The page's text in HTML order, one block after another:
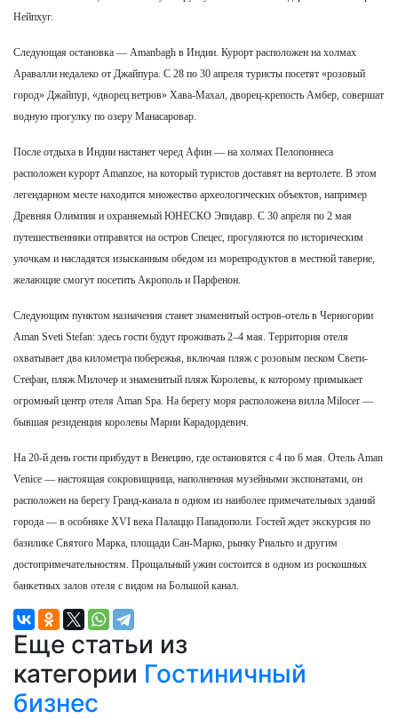
Нейпхуг.
Следующая остановка — Amanbagh в Индии. Курорт расположен на холмах
Аравалли недалеко от Джайпура. С 28 по 30 апреля туристы посетят «розовый
город» Джайпур, «дворец ветров» Хава-Махал, дворец-крепость Амбер, совершат
водную прогулку по озеру Манасаровар.
После отдыха в Индии настанет черед Афин — на холмах Пелопоннеса
расположен курорт Amanzoe, на который туристов доставят на вертолете. В этом
легендарном месте находится множество археологических объектов, например
Древняя Олимпия и охраняемый ЮНЕСКО Эпидавр. С 30 апреля по 2 мая
путешественники отправятся на остров Спецес, прогуляются по историческим
улочкам и насладятся изысканным обедом из морепродуктов в местной таверне,
желающие смогут посетить Акрополь и Парфенон.
Следующим пунктом назначения станет знаменитый остров-отель в Черногории
Aman Sveti Stefan: здесь гости будут проживать 2–4 мая. Территория отеля
охватывает два километра побережья, включая пляж с розовым песком Свети-
Стефан, пляж Милочер и знаменитый пляж Королевы, к которому примыкает
огромный центр отеля Aman Spa. На берегу моря расположена вилла Milocer —
бывшая резиденция королевы Марии Карадордевич.
На 20-й день гости прибудут в Венецию, где остановятся с 4 по 6 мая. Отель Aman
Venice — настоящая сокровищница, наполненная музейными экспонатами, он
расположен на берегу Гранд-канала в одном из наиболее примечательных зданий
города — в особняке XVI века Палаццо Пападополи. Гостей ждет экскурсия по
базилике Святого Марка, площади Сан-Марко, рынку Риальто и другим
достопримечательностям. Прощальный ужин состоится в одном из роскошных
банкетных залов отеля с видом на Большой канал.
Еще статьи из
категории Гостиничный
бизнес